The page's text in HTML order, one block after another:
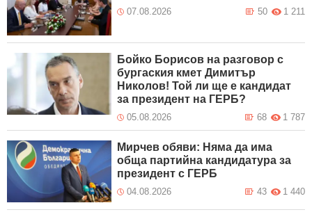
07.08.2026 1 211
50
Бойко Борисов на разговор с
бургаския кмет Димитър
Николов! Той ли ще е кандидат
за президент на ГЕРБ?
05.08.2026 1 787
68
Мирчев обяви: Няма да има
обща партийна кандидатура за
президент с ГЕРБ
04.08.2026 1 440
43